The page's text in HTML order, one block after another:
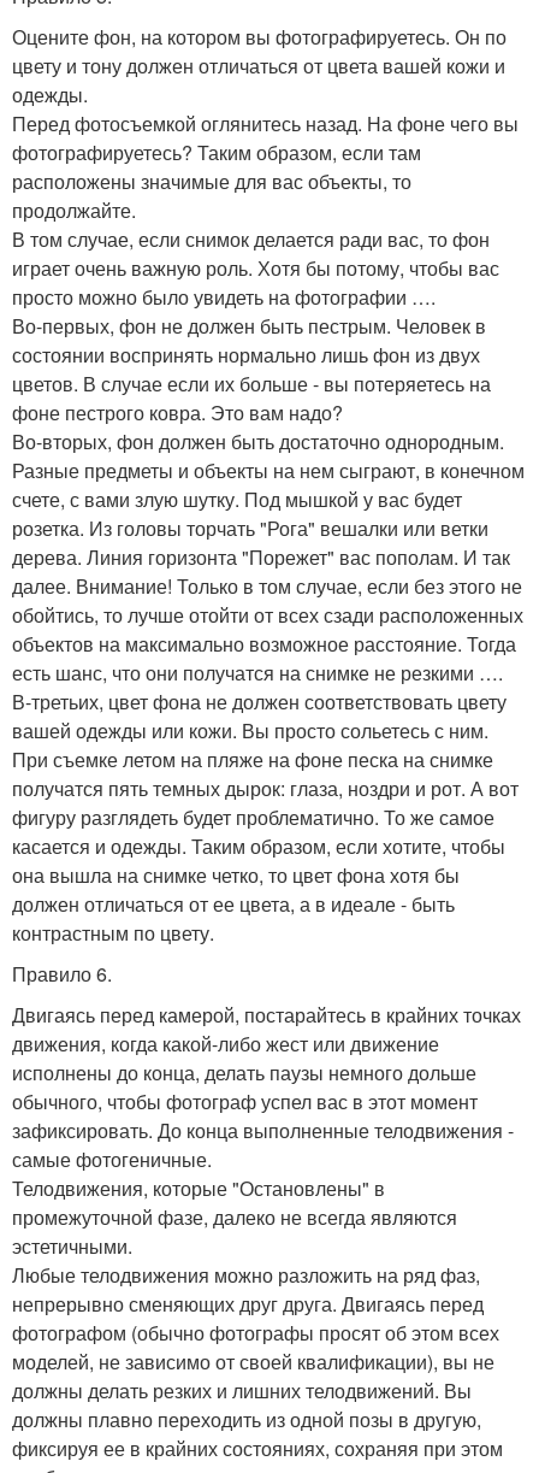
Оцените фон, на котором вы фотографируетесь. Он по
цвету и тону должен отличаться от цвета вашей кожи и
одежды.
Перед фотосъемкой оглянитесь назад. На фоне чего вы
фотографируетесь? Таким образом, если там
расположены значимые для вас объекты, то
продолжайте.
В том случае, если снимок делается ради вас, то фон
играет очень важную роль. Хотя бы потому, чтобы вас
просто можно было увидеть на фотографии ….
Во-первых, фон не должен быть пестрым. Человек в
состоянии воспринять нормально лишь фон из двух
цветов. В случае если их больше - вы потеряетесь на
фоне пестрого ковра. Это вам надо?
Во-вторых, фон должен быть достаточно однородным.
Разные предметы и объекты на нем сыграют, в конечном
счете, с вами злую шутку. Под мышкой у вас будет
розетка. Из головы торчать "Рога" вешалки или ветки
дерева. Линия горизонта "Порежет" вас пополам. И так
далее. Внимание! Только в том случае, если без этого не
обойтись, то лучше отойти от всех сзади расположенных
объектов на максимально возможное расстояние. Тогда
есть шанс, что они получатся на снимке не резкими ….
В-третьих, цвет фона не должен соответствовать цвету
вашей одежды или кожи. Вы просто сольетесь с ним.
При съемке летом на пляже на фоне песка на снимке
получатся пять темных дырок: глаза, ноздри и рот. А вот
фигуру разглядеть будет проблематично. То же самое
касается и одежды. Таким образом, если хотите, чтобы
она вышла на снимке четко, то цвет фона хотя бы
должен отличаться от ее цвета, а в идеале - быть
контрастным по цвету.
Правило 6.
Двигаясь перед камерой, постарайтесь в крайних точках
движения, когда какой-либо жест или движение
исполнены до конца, делать паузы немного дольше
обычного, чтобы фотограф успел вас в этот момент
зафиксировать. До конца выполненные телодвижения -
самые фотогеничные.
Телодвижения, которые "Остановлены" в
промежуточной фазе, далеко не всегда являются
эстетичными.
Любые телодвижения можно разложить на ряд фаз,
непрерывно сменяющих друг друга. Двигаясь перед
фотографом (обычно фотографы просят об этом всех
моделей, не зависимо от своей квалификации), вы не
должны делать резких и лишних телодвижений. Вы
должны плавно переходить из одной позы в другую,
фиксируя ее в крайних состояниях, сохраняя при этом